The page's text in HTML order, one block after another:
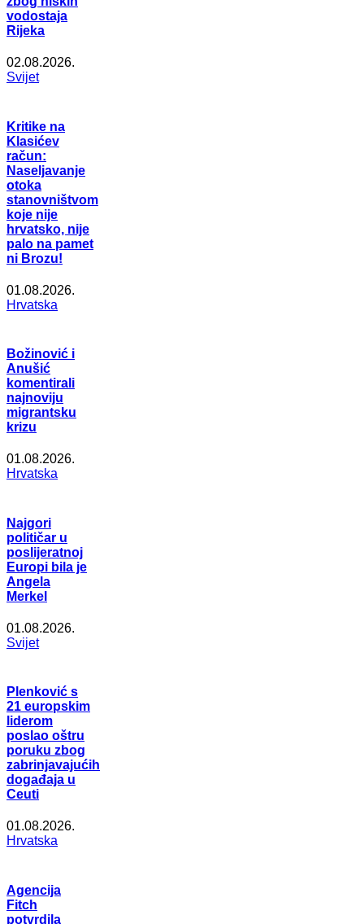
vodostaja
Rijeka
02.08.2026.
Svijet
Kritike na
Klasićev
račun:
Naseljavanje
otoka
stanovništvom
koje nije
hrvatsko, nije
palo na pamet
ni Brozu!
01.08.2026.
Hrvatska
Božinović i
Anušić
komentirali
najnoviju
migrantsku
krizu
01.08.2026.
Hrvatska
Najgori
političar u
poslijeratnoj
Europi bila je
Angela
Merkel
01.08.2026.
Svijet
Plenković s
21 europskim
liderom
poslao oštru
poruku zbog
zabrinjavajućih
događaja u
Ceuti
01.08.2026.
Hrvatska
Agencija
Fitch
potvrdila